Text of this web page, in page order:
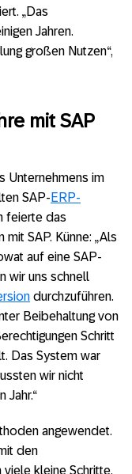
„Das
Jahren.
großen Nutzen“,
mit SAP
Unternehmens im
SAP- ERP-
feierte das
SAP. Künne: „Als
auf eine SAP-
wir uns schnell
durchzuführen.
Beibehaltung von
Schritt
Das System war
wir nicht
Jahr.“
angewendet.
den
viele kleine Schritte.